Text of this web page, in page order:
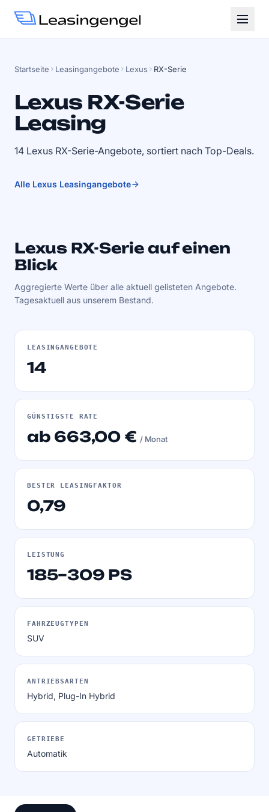
Startseite Leasingangebote Lexus RX-Serie
Lexus RX-Serie
Leasing
14 Lexus RX-Serie-Angebote, sortiert nach Top-Deals.
Alle Lexus Leasingangebote
Lexus RX-Serie auf einen
Blick
Aggregierte Werte über alle aktuell gelisteten Angebote.
Tagesaktuell aus unserem Bestand.
LEASINGANGEBOTE
14
GÜNSTIGSTE RATE
ab 663,00 €/ Monat
BESTER LEASINGFAKTOR
0,79
LEISTUNG
185–309 PS
FAHRZEUGTYPEN
SUV
ANTRIEBSARTEN
Hybrid, Plug-In Hybrid
GETRIEBE
Automatik